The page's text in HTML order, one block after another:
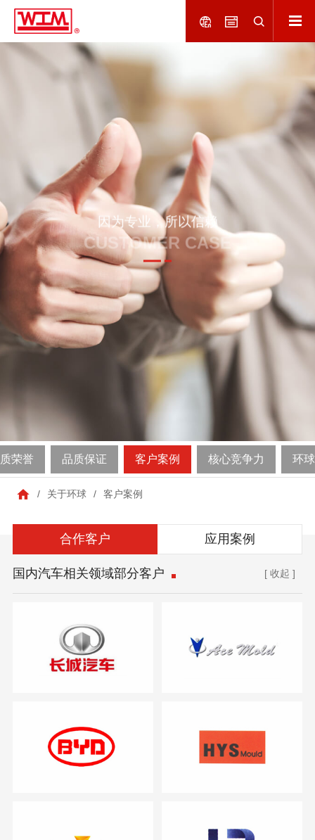
因为专业，所以信赖
CUSTOMER CASE
荣誉 品质保证 客户案例 核心竞争力 环
/ 关于环球 / 客户案例
合作客户 应用案例
国内汽车相关领域部分客户 [ 收起 ]